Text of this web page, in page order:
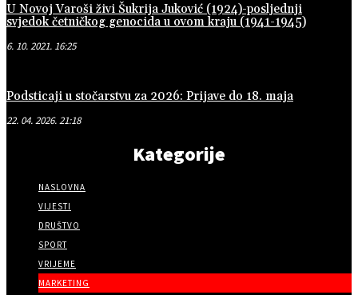
U Novoj Varoši živi Šukrija Juković (1924)-posljednji
svjedok četničkog genocida u ovom kraju (1941-1945)
6. 10. 2021. 16:25
Podsticaji u stočarstvu za 2026: Prijave do 18. maja
22. 04. 2026. 21:18
Kategorije
NASLOVNA
VIJESTI
DRUŠTVO
SPORT
VRIJEME
MARKETING